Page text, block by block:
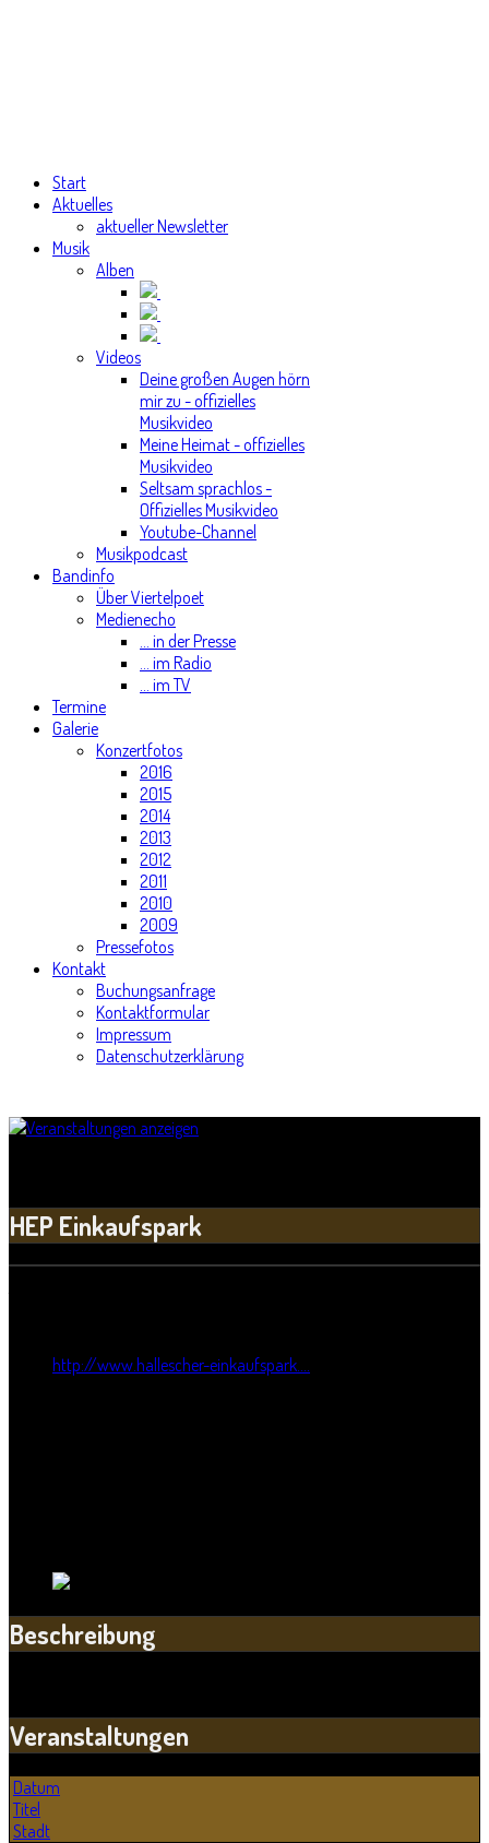
Start
Aktuelles
aktueller Newsletter
Musik
Alben
Videos
Deine großen Augen hörn
mir zu - offizielles
Musikvideo
Meine Heimat - offizielles
Musikvideo
Seltsam sprachlos -
Offizielles Musikvideo
Youtube-Channel
Musikpodcast
Bandinfo
Über Viertelpoet
Medienecho
... in der Presse
... im Radio
... im TV
Termine
Galerie
Konzertfotos
2016
2015
2014
2013
2012
2011
2010
2009
Pressefotos
Kontakt
Buchungsanfrage
Kontaktformular
Impressum
Datenschutzerklärung
HEP Einkaufspark
http://www.hallescher-einkaufspark....
Beschreibung
Veranstaltungen
Datum
Titel
Stadt